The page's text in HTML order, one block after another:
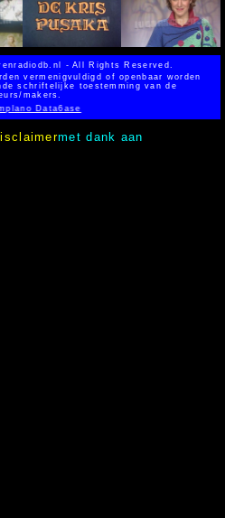
- All Rights Reserved.
vermenigvuldigd of openbaar worden
schriftelijke toestemming van de
makers.
Data6ase
met dank aan